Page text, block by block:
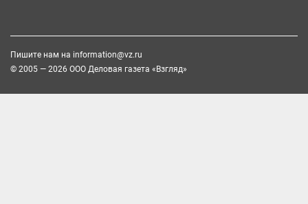
Пишите нам на information@vz.ru
© 2005 — 2026 ООО Деловая газета «Взгляд»